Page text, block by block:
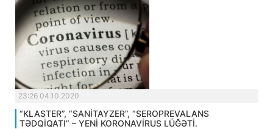
23:26 04.10.2020
“KLASTER”, “SANİTAYZER”, “SEROPREVALANS
TƏDQİQATI” – YENİ KORONAVİRUS LÜĞƏTİ.